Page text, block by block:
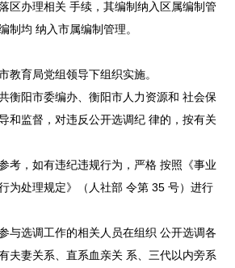
区办理相关 手续，其编制纳入区属编制管
制均 纳入市属编制管理。
教育局党组领导下组织实施。
衡阳市委编办、衡阳市人力资源和 社会保
和监督，对违反公开选调纪 律的，按有关
考，如有违纪违规行为，严格 按照《事业
为处理规定》（人社部 令第 35 号）进行
与选调工作的相关人员在组织 公开选调各
夫妻关系、直系血亲关 系、三代以内旁系